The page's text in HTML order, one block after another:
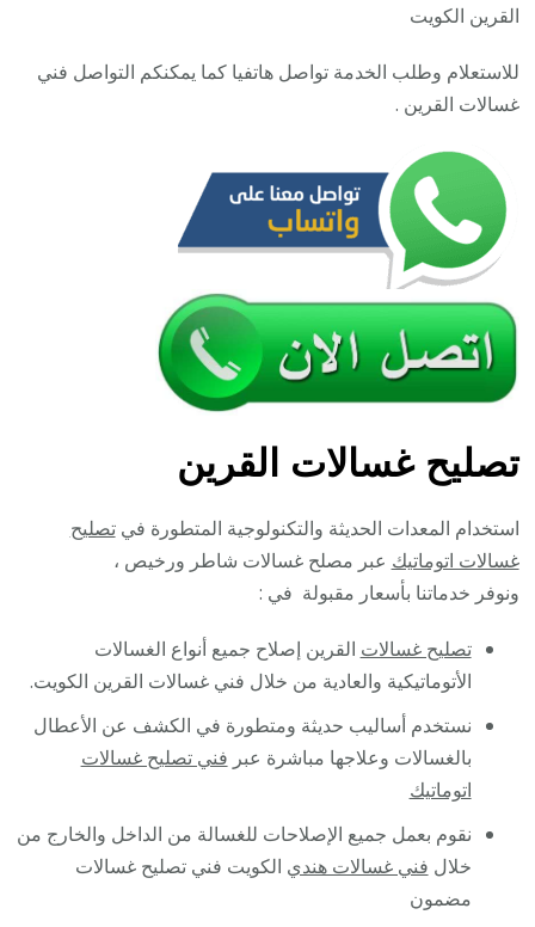
القرين الكويت
للاستعلام وطلب الخدمة تواصل هاتفيا كما يمكنكم التواصل فني
غسالات القرين .
تصليح غسالات القرين
استخدام المعدات الحديثة والتكنولوجية المتطورة فيتصليح
غسالات اتوماتيك عبر مصلح غسالات شاطر ورخيص ،
ونوفر خدماتنا بأسعار مقبولة في :
تصليح غسالات القرين إصلاح جميع أنواع الغسالات
الأتوماتيكية والعادية من خلال فني غسالات القرين الكويت.
نستخدم أساليب حديثة ومتطورة في الكشف عن الأعطال
بالغسالات وعلاجها مباشرة عبر فني تصليح غسالات
اتوماتيك
نقوم بعمل جميع الإصلاحات للغسالة من الداخل والخارج من
خلال فني غسالات هندي الكويت فني تصليح غسالات
مضمون